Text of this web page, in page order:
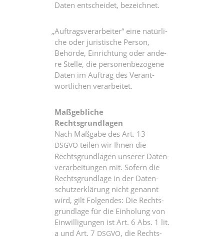
Daten ent­schei­det, bezeichnet.
„Auf­trags­ver­ar­bei­ter“ eine natür­li­
che oder juris­ti­sche Per­son,
Behör­de, Ein­rich­tung oder ande­
re Stel­le, die per­so­nen­be­zo­ge­ne
Daten im Auf­trag des Ver­ant­
wort­li­chen verarbeitet.
Maß­geb­li­che
Rechtsgrundlagen
Nach Maß­ga­be des Art. 13
DSGVO tei­len wir Ihnen die
Rechts­grund­la­gen unse­rer Daten­
ver­ar­bei­tun­gen mit. Sofern die
Rechts­grund­la­ge in der Daten­
schutz­er­klä­rung nicht genannt
wird, gilt Fol­gen­des: Die Rechts­
grund­la­ge für die Ein­ho­lung von
Ein­wil­li­gun­gen ist Art. 6 Abs. 1 lit.
a und Art. 7 DSGVO, die Rechts­